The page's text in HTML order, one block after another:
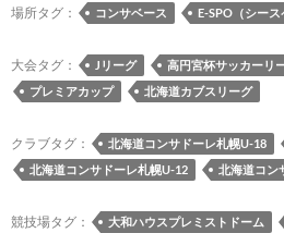
ン
ィ
ー
は
上
ら
場所タグ： コンサベース E-SPO（シース
大会タグ： Jリーグ
高円宮杯サッカーリ
プレミアカップ
北海道カブスリーグ
クラブタグ： 北海道コンサドーレ札幌U-18
北海道コンサドーレ札幌U-12
北海道コン
競技場タグ： 大和ハウスプレミストドーム